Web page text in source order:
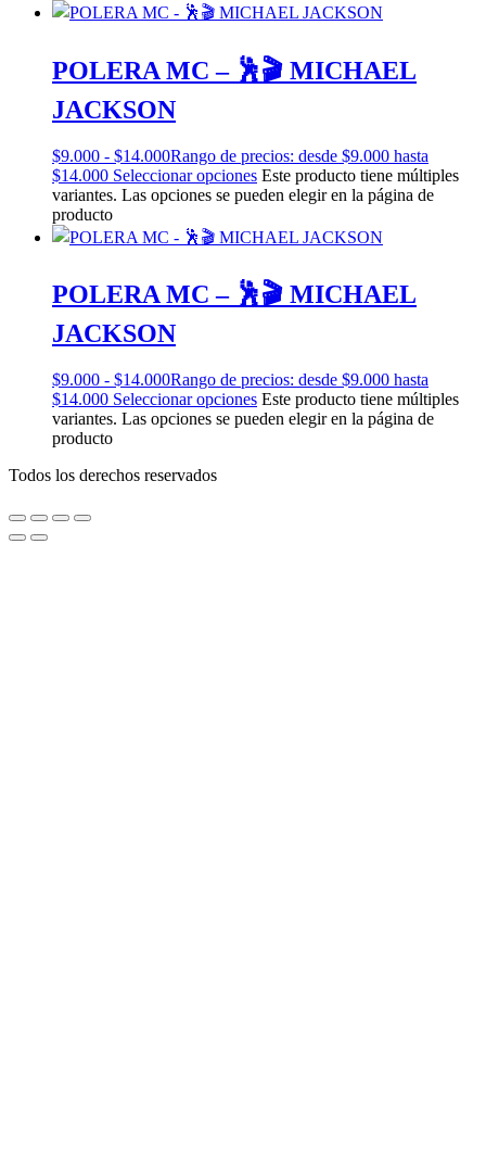
POLERA MC – 🕺🎬 MICHAEL
JACKSON
$9.000 - $14.000Rango de precios: desde $9.000 hasta
$14.000 Seleccionar opciones Este producto tiene múltiples
variantes. Las opciones se pueden elegir en la página de
producto
POLERA MC – 🕺🎬 MICHAEL
JACKSON
$9.000 - $14.000Rango de precios: desde $9.000 hasta
$14.000 Seleccionar opciones Este producto tiene múltiples
variantes. Las opciones se pueden elegir en la página de
producto
Todos los derechos reservados